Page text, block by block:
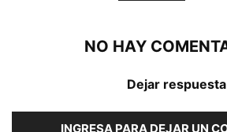
NO HAY
Dejar respuesta
INGRESA PARA DEJAR UN